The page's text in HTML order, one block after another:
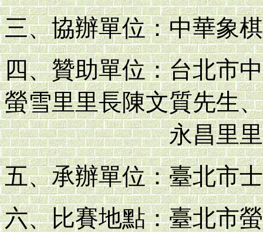
三、協辦單位：中華象
四、贊助單位：台北市
螢雪里里長陳文質先生、
永昌里里長陳
五、承辦單位：臺北市
六、比賽地點：臺北市